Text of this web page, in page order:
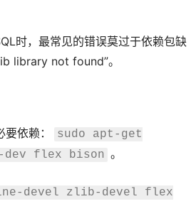
时，最常见的错误莫过于依赖包缺
library not found”。
依赖：
sudo apt-get
flex bison 。
devel zlib-devel flex